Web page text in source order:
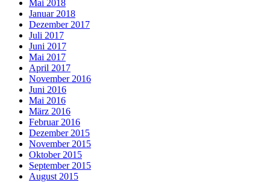
Mai 2018
Januar 2018
Dezember 2017
Juli 2017
Juni 2017
Mai 2017
April 2017
November 2016
Juni 2016
Mai 2016
März 2016
Februar 2016
Dezember 2015
November 2015
Oktober 2015
September 2015
August 2015